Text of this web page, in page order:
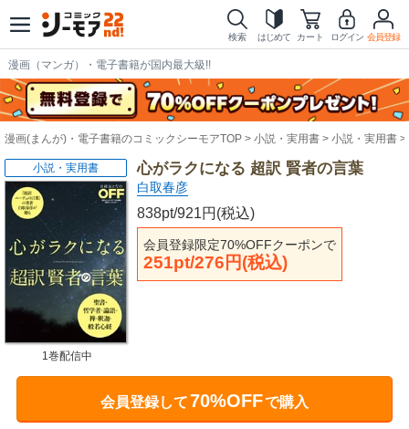
検索 はじめて カート ログイン 会員登録
漫画（マンガ）・電子書籍が国内最大級!!
漫画(まんが)・電子書籍のコミックシーモアTOP 小説・実用書 小説・実用書
心がラクになる 超訳 賢者の言葉
白取春彦
838pt/921円(税込)
会員登録限定70%OFFクーポンで
251pt/276円(税込)
小説・実用書
1巻配信中
会員登録して70%OFFで購入